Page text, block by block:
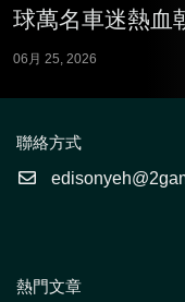
球萬名車迷熱血
06月 25, 2026
聯絡方式
熱門文章